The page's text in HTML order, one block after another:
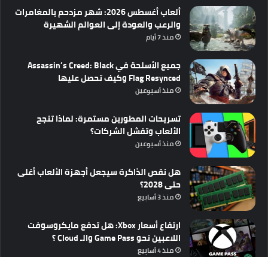
ألعاب أغسطس 2026: شهر مزدحم بالمغامرات
والرعب والعودة إلى العوالم الشهيرة
منذ 7 أيام
جميع الأسلحة في Assassin’s Creed: Black
Flag Resynced وكيف تحصل عليها
منذ أسبوعين
تسريحات المطورين مستمرة: لماذا تنجح
الألعاب وتفشل الشركات؟
منذ أسبوعين
هل نقص الذاكرة سيجعل أجهزة الألعاب أغلى
حتى 2028؟
منذ 3 أسابيع
ارتفاع أسعار Xbox: هل تدفع مايكروسوفت
اللاعبين نحو Game Pass والـ Cloud ؟
منذ 4 أسابيع